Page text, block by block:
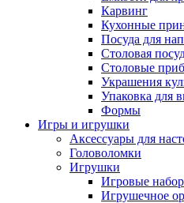
Карвинг
Кухонные
Посуда для
Столовая
Столовые
Украшения
Упаковка для
Формы
Игры и игрушки
Аксессуары для
Головоломки
Игрушки
Игровые
Игрушечное